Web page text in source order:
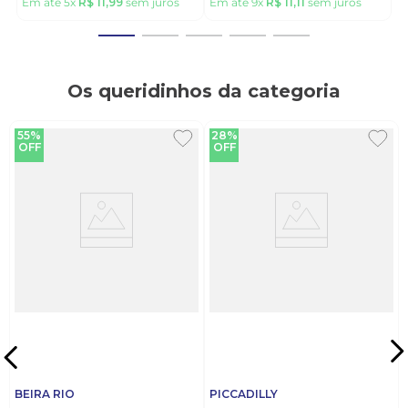
Os queridinhos da categoria
55%
OFF
BEIRA RIO
28%
OFF
PICCADILLY